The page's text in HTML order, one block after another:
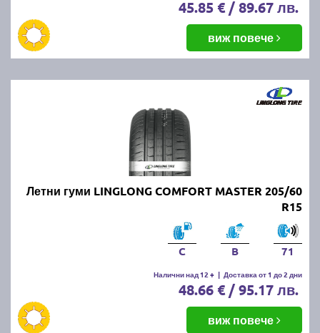
45.85 € / 89.67 лв.
виж повече
Летни гуми LINGLONG COMFORT MASTER 205/60
R15
C B 71
Налични над 12 + | Доставка от 1 до 2 дни
48.66 € / 95.17 лв.
виж повече